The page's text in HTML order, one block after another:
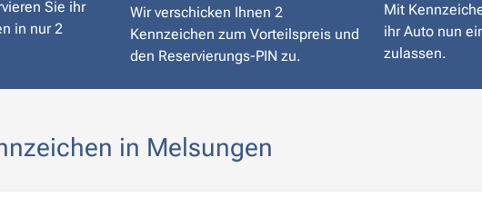
Sie ihr
in nur 2
Wir verschicken Ihnen 2
Kennzeichen zum Vorteilspreis und
den Reservierungs-PIN zu.
Mit
ihr Auto nun
zulassen.
in Melsungen